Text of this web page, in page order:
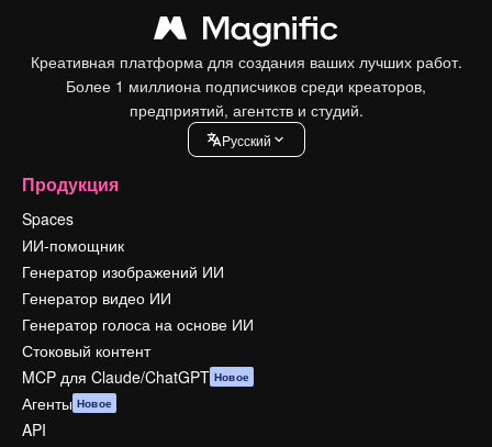
Креативная платформа для создания ваших лучших работ.
Более 1 миллиона подписчиков среди креаторов,
предприятий, агентств и студий.
Pусский
Продукция
Spaces
ИИ-помощник
Генератор изображений ИИ
Генератор видео ИИ
Генератор голоса на основе ИИ
Стоковый контент
MCP для Claude/ChatGPT Новое
Агенты Новое
API